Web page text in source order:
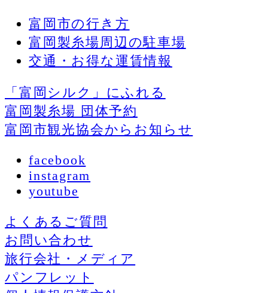
富岡市の行き方
富岡製糸場周辺の駐車場
交通・お得な運賃情報
「富岡シルク」にふれる
富岡製糸場 団体予約
富岡市観光協会からお知らせ
facebook
instagram
youtube
よくあるご質問
お問い合わせ
旅行会社・メディア
パンフレット